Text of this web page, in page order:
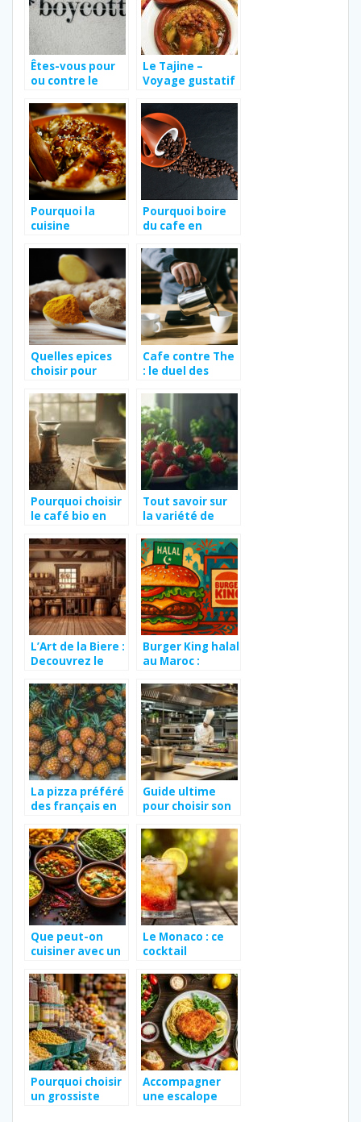
Êtes-vous pour
ou contre le
Nestlé ?
Le Tajine –
Voyage gustatif
Pourquoi la
cuisine
fascine-t-elle ?
Pourquoi boire
du cafe en
d’Ethiopie ?
Quelles epices
choisir pour
a votre viande ?
Cafe contre The
: le duel des
Pourquoi choisir
le café bio en
dégustation
authentique et
responsable
Tout savoir sur
la variété de
et ses réactions
allergiques
potentielles
L’Art de la Biere :
Decouvrez le
Fabrication Bio
chez Biocoop
Lagarde
Burger King halal
au Maroc :
5 alternatives
street‑food
maison
La pizza préféré
des français en
Guide ultime
pour choisir son
professionnel
CHR
Que peut-on
cuisiner avec un
massala ?
Le Monaco : ce
cocktail
limonade et
grenadine, la
recette facile
pour débutants
Pourquoi choisir
un grossiste
Accompagner
une escalope